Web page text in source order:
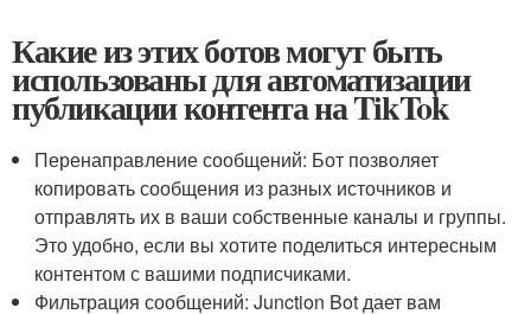
Какие из этих ботов могут быть
использованы для автоматизации
публикации контента на TikTok
Перенаправление сообщений: Бот позволяет
копировать сообщения из разных источников и
отправлять их в ваши собственные каналы и группы.
Это удобно, если вы хотите поделиться интересным
контентом с вашими подписчиками.
Фильтрация сообщений: Junction Bot дает вам